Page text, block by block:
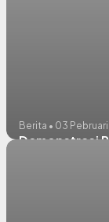
Berita • 03
Demonstrasi